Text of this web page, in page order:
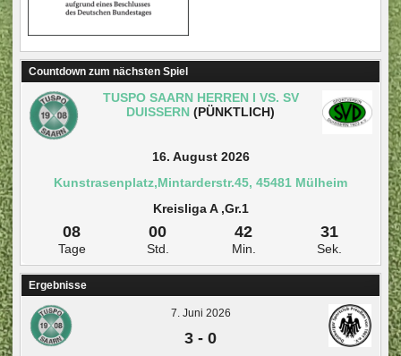
Countdown zum nächsten Spiel
TUSPO SAARN HERREN I VS. SV
DUISSERN (PÜNKTLICH)
16. August 2026
Kunstrasenplatz,Mintarderstr.45, 45481 Mülheim
Kreisliga A ,Gr.1
08
Tage
00
Std.
42
Min.
31
Sek.
Ergebnisse
7. Juni 2026
3 - 0